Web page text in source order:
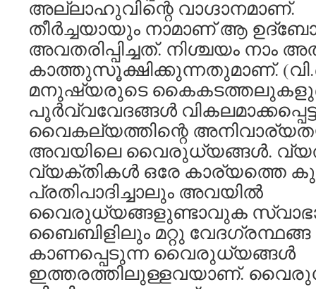
അല്ലാഹുവിന്റെ വാഗ്ദാനമാണ്.
തീര്‍ച്ചയായും നാമാണ് ആ
അവതരിപ്പിച്ചത്. നിശ്ചയം നാം
കാത്തുസൂക്ഷിക്കുന്നതുമാണ്.
മനുഷ്യരുടെ
പൂര്‍വ്വവേദങ്ങള്‍
വൈകല്യത്തിന്റെ
അവയിലെ വൈരുധ്യങ്ങള്‍.
വ്യക്തികള്‍ ഒരേ കാര്യത്തെ
പ്രതിപാദിച്ചാലും അവയില്‍
വൈരുധ്യങ്ങളുണ്ടാവുക
ബൈബിളിലും മറ്റു വേദഗ്രന്ഥങ്ങ
കാണപ്പെടുന്ന വൈരുധ്യങ്ങള്‍
ഇത്തരത്തിലുള്ളവയാണ്.